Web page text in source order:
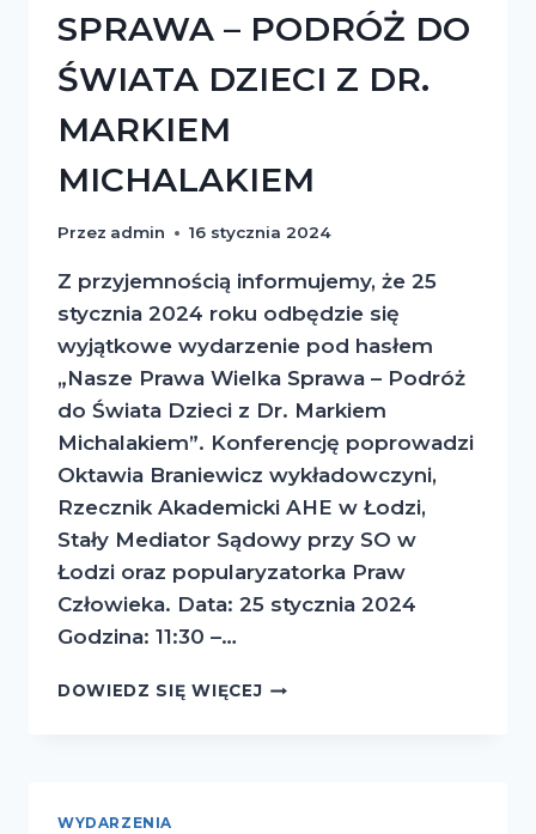
SPRAWA – PODRÓŻ DO
ŚWIATA DZIECI Z DR.
MARKIEM
MICHALAKIEM
Przez admin 16 stycznia 2024
Z przyjemnością informujemy, że 25
stycznia 2024 roku odbędzie się
wyjątkowe wydarzenie pod hasłem
„Nasze Prawa Wielka Sprawa – Podróż
do Świata Dzieci z Dr. Markiem
Michalakiem”. Konferencję poprowadzi
Oktawia Braniewicz wykładowczyni,
Rzecznik Akademicki AHE w Łodzi,
Stały Mediator Sądowy przy SO w
Łodzi oraz popularyzatorka Praw
Człowieka. Data: 25 stycznia 2024
Godzina: 11:30 –…
DOWIEDZ SIĘ WIĘCEJKONFERENCJA
WYDARZENIA